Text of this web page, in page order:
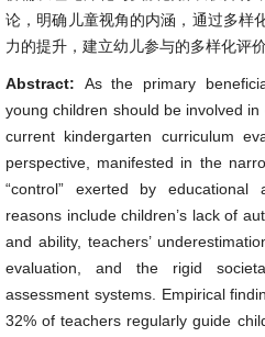
论，明确儿童视角的内涵，通过多样
力的提升，建立幼儿参与的多样化评价
Abstract: As the primary
young children should be involved
current kindergarten curriculum
perspective, manifested in the
“control” exerted by educational
reasons include children’s lack of
and ability, teachers’
evaluation, and the rigid
assessment systems. Empirical
32% of teachers regularly guide